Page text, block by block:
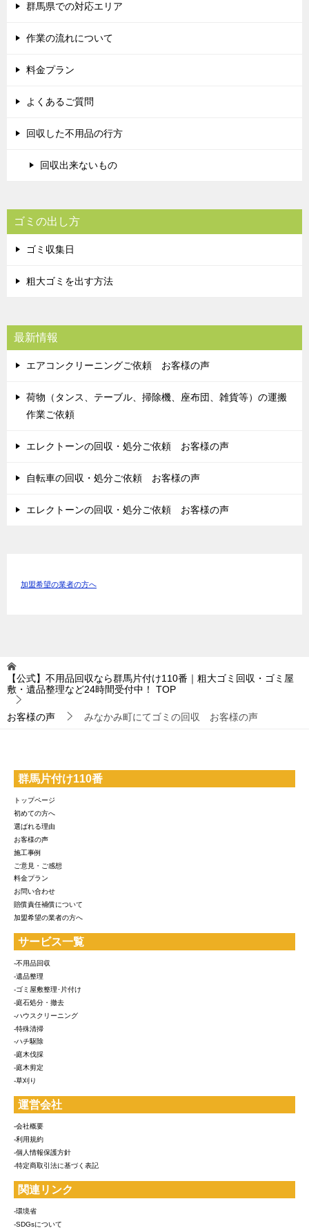
群馬県での対応エリア
作業の流れについて
料金プラン
よくあるご質問
回収した不用品の行方
回収出来ないもの
ゴミの出し方
ゴミ収集日
粗大ゴミを出す方法
最新情報
エアコンクリーニングご依頼 お客様の声
荷物（タンス、テーブル、掃除機、座布団、雑貨等）の運搬
作業ご依頼
エレクトーンの回収・処分ご依頼 お客様の声
自転車の回収・処分ご依頼 お客様の声
エレクトーンの回収・処分ご依頼 お客様の声
加盟希望の業者の方へ
【公式】不用品回収なら群馬片付け110番｜粗大ゴミ回収・ゴミ屋
敷・遺品整理など24時間受付中！
TOP
お客様の声 みなかみ町にてゴミの回収 お客様の声
群馬片付け110番
トップページ
初めての方へ
選ばれる理由
お客様の声
施工事例
ご意見・ご感想
料金プラン
お問い合わせ
賠償責任補償について
加盟希望の業者の方へ
サービス一覧
-不用品回収
-遺品整理
-ゴミ屋敷整理･片付け
-庭石処分・撤去
-ハウスクリーニング
-特殊清掃
-ハチ駆除
-庭木伐採
-庭木剪定
-草刈り
運営会社
-会社概要
-利用規約
-個人情報保護方針
-特定商取引法に基づく表記
関連リンク
-環境省
-SDGsについて